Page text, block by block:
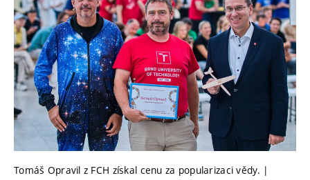
Tomáš Opravil z FCH získal cenu za popularizaci vědy. |